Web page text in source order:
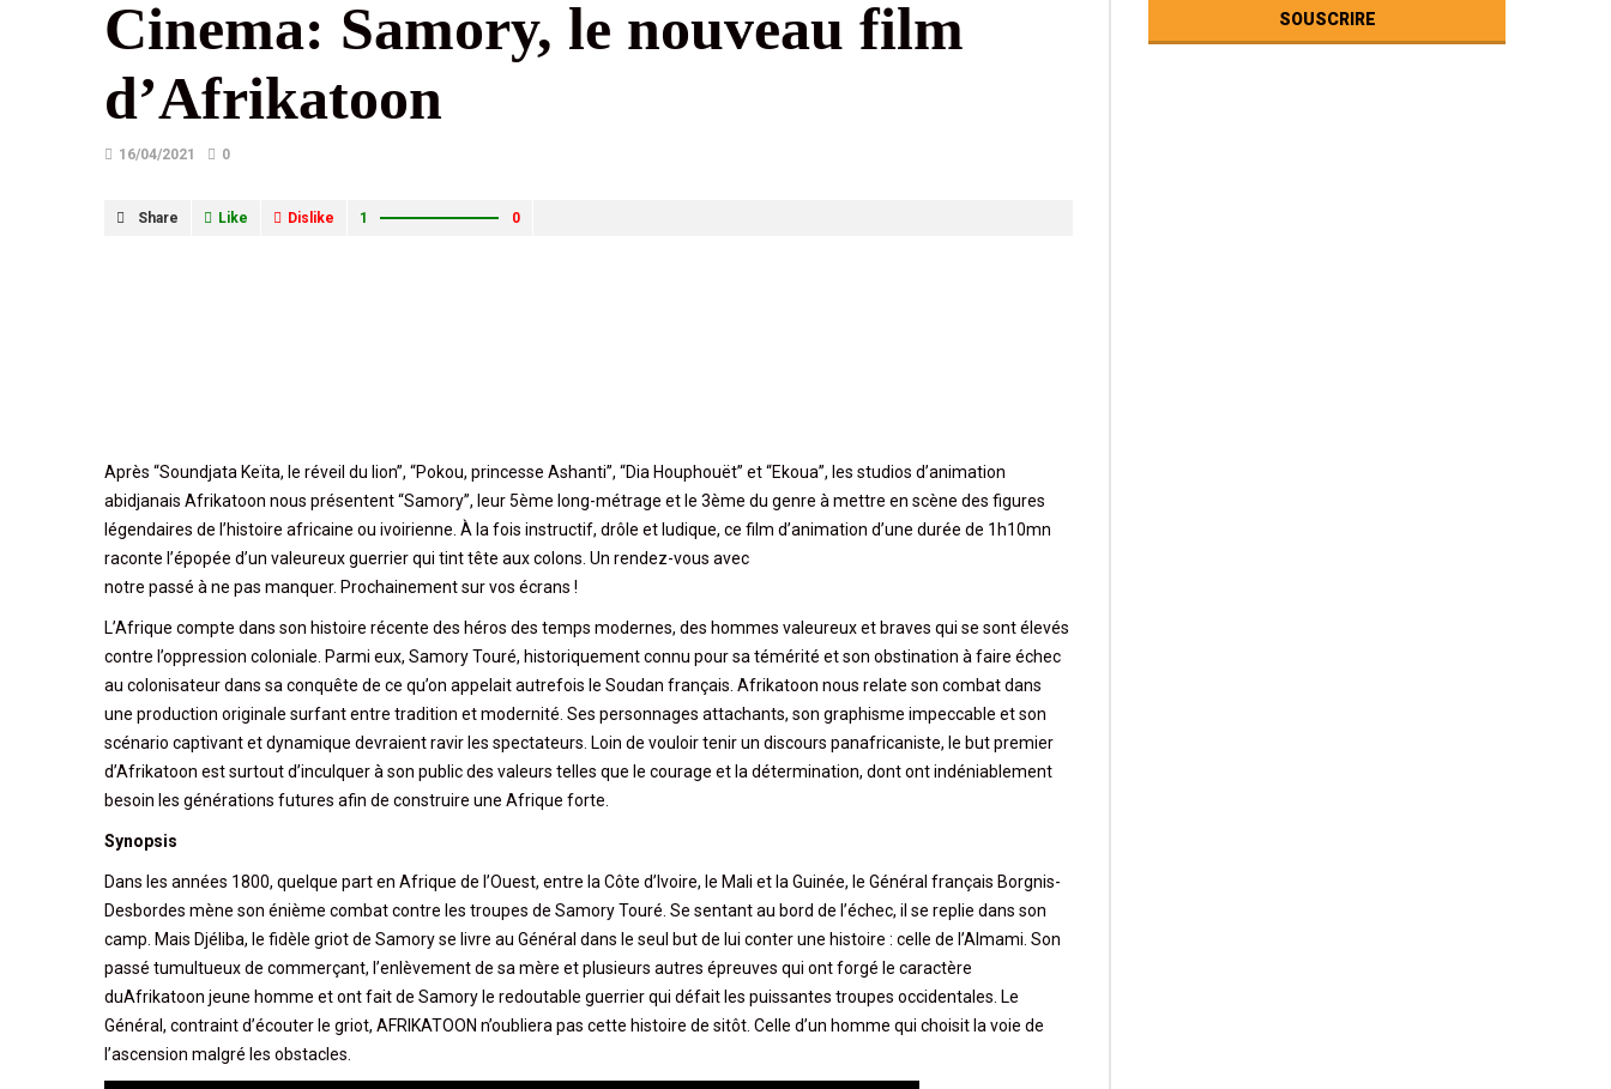
Cinema: Samory, le nouveau film
d’Afrikatoon
16/04/2021 0
Share Like Dislike 1 0
Après “Soundjata Keïta, le réveil du lion”, “Pokou, princesse Ashanti”, “Dia Houphouët” et “Ekoua”, les studios d’animation
abidjanais Afrikatoon nous présentent “Samory”, leur 5ème long-métrage et le 3ème du genre à mettre en scène des figures
légendaires de l’histoire africaine ou ivoirienne. À la fois instructif, drôle et ludique, ce film d’animation d’une durée de 1h10mn
raconte l’épopée d’un valeureux guerrier qui tint tête aux colons. Un rendez-vous avec
notre passé à ne pas manquer. Prochainement sur vos écrans !
L’Afrique compte dans son histoire récente des héros des temps modernes, des hommes valeureux et braves qui se sont élevés
contre l’oppression coloniale. Parmi eux, Samory Touré, historiquement connu pour sa témérité et son obstination à faire échec
au colonisateur dans sa conquête de ce qu’on appelait autrefois le Soudan français. Afrikatoon nous relate son combat dans
une production originale surfant entre tradition et modernité. Ses personnages attachants, son graphisme impeccable et son
scénario captivant et dynamique devraient ravir les spectateurs. Loin de vouloir tenir un discours panafricaniste, le but premier
d’Afrikatoon est surtout d’inculquer à son public des valeurs telles que le courage et la détermination, dont ont indéniablement
besoin les générations futures afin de construire une Afrique forte.
Synopsis
Dans les années 1800, quelque part en Afrique de l’Ouest, entre la Côte d’Ivoire, le Mali et la Guinée, le Général français Borgnis-
Desbordes mène son énième combat contre les troupes de Samory Touré. Se sentant au bord de l’échec, il se replie dans son
camp. Mais Djéliba, le fidèle griot de Samory se livre au Général dans le seul but de lui conter une histoire : celle de l’Almami. Son
passé tumultueux de commerçant, l’enlèvement de sa mère et plusieurs autres épreuves qui ont forgé le caractère
duAfrikatoon jeune homme et ont fait de Samory le redoutable guerrier qui défait les puissantes troupes occidentales. Le
Général, contraint d’écouter le griot, AFRIKATOON n’oubliera pas cette histoire de sitôt. Celle d’un homme qui choisit la voie de
l’ascension malgré les obstacles.